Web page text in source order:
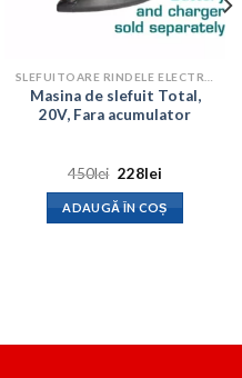
SLEFUITOARE RINDELE ELECTRICE
Masina de slefuit Total,
20V, Fara acumulator
450lei Prețul
a
fost:
450lei.
228leiPrețul
este:
228lei.
ADAUGĂ ÎN COȘ